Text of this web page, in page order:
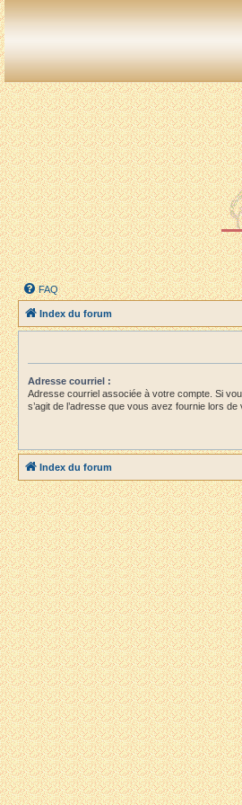
FAQ
Index du forum
Adresse courriel :
Adresse courriel associée à votre compte. Si
s’agit de l’adresse que vous avez fournie lors de
Index du forum